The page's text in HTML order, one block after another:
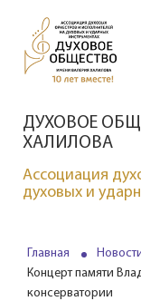
ДУХОВОЕ
ХАЛИЛОВА
Ассоциация
духовых и
Главная
Концерт памяти
консерватории